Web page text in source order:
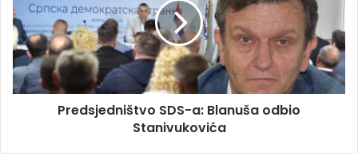
o
v
i
s
a
g
d
s
j
e
d
n
Predsjedništvo SDS-a: Blanuša odbio
Stanivukovića